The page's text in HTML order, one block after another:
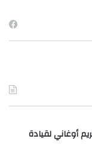
أوغاني لقيادة